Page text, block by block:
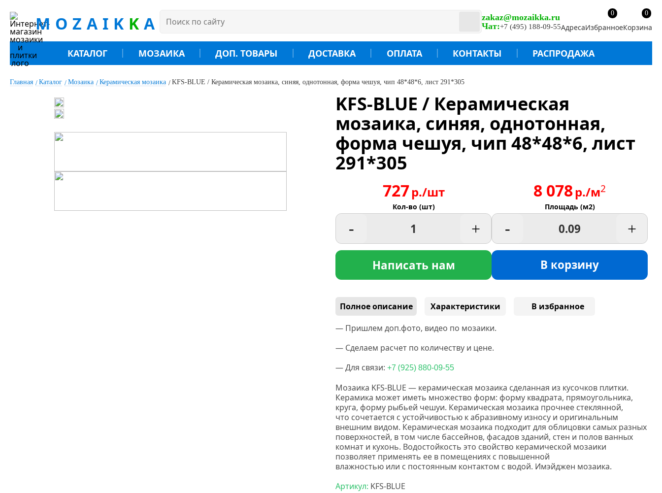
MOZAIK K A
zakaz@mozaikka.ru
Чат:+7 (495) 188-09-55Адреса
0
ИзбранноеКорзина
0
КАТАЛОГ МОЗАИКА ДОП. ТОВАРЫ ДОСТАВКА ОПЛАТА КОНТАКТЫ РАСПРОДАЖА
Главная Каталог Мозаика Керамическая мозаика KFS-BLUE / Керамическая мозаика, синяя, однотонная, форма чешуя, чип 48*48*6, лист 291*305
KFS-BLUE / Керамическая
мозаика, синяя, однотонная,
форма чешуя, чип 48*48*6, лист
291*305
727р./шт
Кол-во (шт)
- +
Написать нам
8 078р./м2
Площадь (м2)
- +
В корзину
Полное описание Характеристики
В избранное
— Пришлем доп.фото, видео по мозаики.
— Сделаем расчет по количеству и цене.
— Для связи: +7 (925) 880-09-55
Мозаика KFS-BLUE — керамическая мозаика сделанная из кусочков плитки.
Керамика может иметь множество форм: форму квадрата, прямоугольника,
круга, форму рыбьей чешуи. Керамическая мозаика прочнее стеклянной,
что сочетается с устойчивостью к абразивному износу и оригинальным
внешним видом. Керамическая мозаика подходит для облицовки самых разных
поверхностей, в том числе бассейнов, фасадов зданий, стен и полов ванных
комнат и кухонь. Водостойкость это свойство керамической мозаики
позволяет применять ее в помещениях с повышенной
влажностью или с постоянным контактом с водой. Имэйджен мозаика.
Артикул: KFS-BLUE